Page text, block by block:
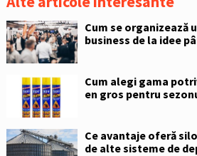
Cum se organizează
business de la idee
Cum alegi gama
en gros pentru
Ce avantaje oferă
de alte sisteme de